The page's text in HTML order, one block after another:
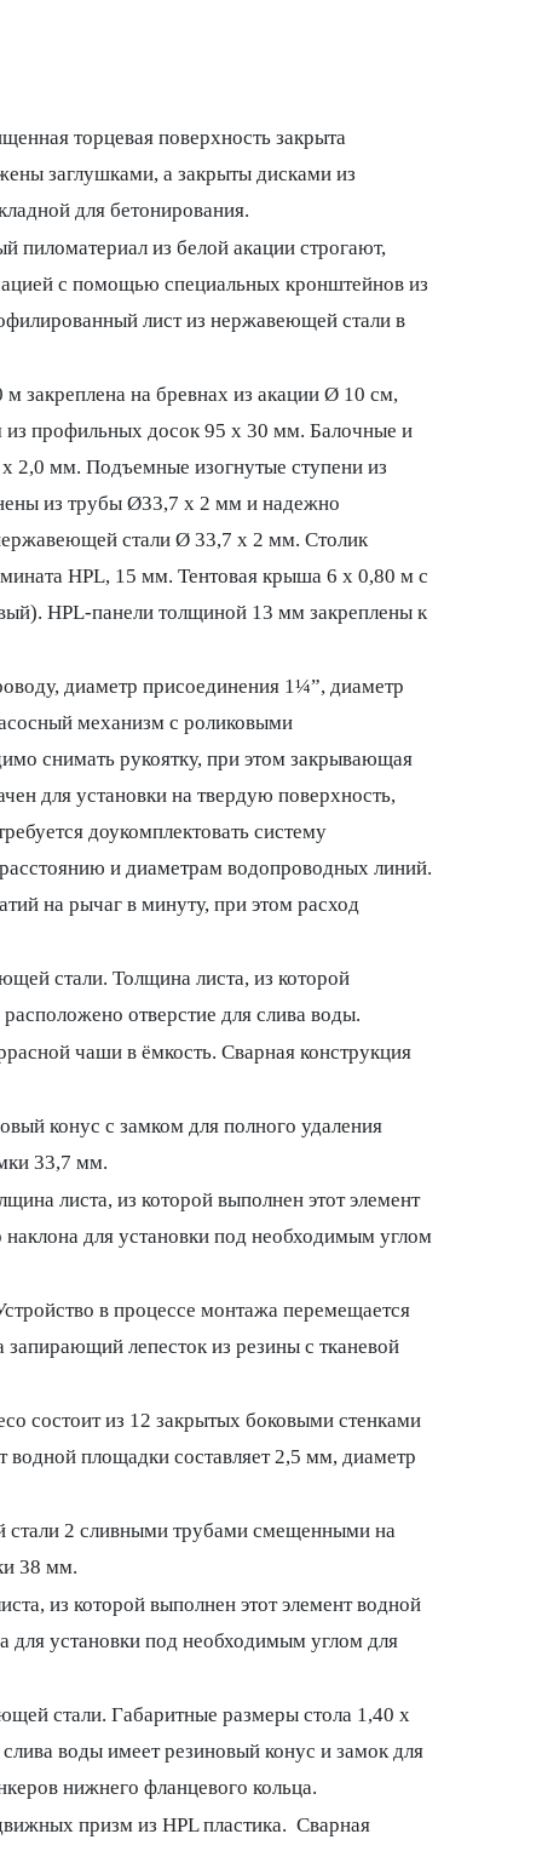
торцевая поверхность закрыта
заглушками, а закрыты дисками из
для бетонирования.
из белой акации строгают,
с помощью специальных кронштейнов из
лист из нержавеющей стали в
закреплена на бревнах из акации Ø 10 см,
профильных досок 95 х 30 мм. Балочные и
2,0 мм. Подъемные изогнутые ступени из
из трубы Ø33,7 x 2 мм и надежно
стали Ø 33,7 х 2 мм. Столик
HPL, 15 мм. Тентовая крыша 6 x 0,80 м с
HPL-панели толщиной 13 мм закреплены к
диаметр присоединения 1¼”, диаметр
механизм с роликовыми
снимать рукоятку, при этом закрывающая
для установки на твердую поверхность,
доукомплектовать систему
и диаметрам водопроводных линий.
на рычаг в минуту, при этом расход
стали. Толщина листа, из которой
отверстие для слива воды.
чаши в ёмкость. Сварная конструкция
конус с замком для полного удаления
33,7 мм.
листа, из которой выполнен этот элемент
для установки под необходимым углом
в процессе монтажа перемещается
лепесток из резины с тканевой
состоит из 12 закрытых боковыми стенками
площадки составляет 2,5 мм, диаметр
2 сливными трубами смещенными на
38 мм.
из которой выполнен этот элемент водной
для установки под необходимым углом для
стали. Габаритные размеры стола 1,40 х
воды имеет резиновый конус и замок для
нижнего фланцевого кольца.
призм из HPL пластика. Сварная